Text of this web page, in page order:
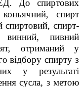
До спиртових
коньячний, спирт
спиртовий, спирт-
винний, пивний
отриманий у
відбору спирту з
у результаті
сусла, з метою